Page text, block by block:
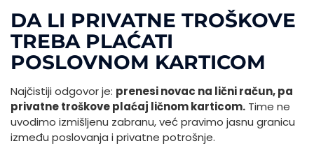
DA LI PRIVATNE TROŠKOVE
TREBA PLAĆATI
POSLOVNOM KARTICOM
Najčistiji odgovor je: prenesi novac na lični račun, pa
privatne troškove plaćaj ličnom karticom. Time ne
uvodimo izmišljenu zabranu, već pravimo jasnu granicu
između poslovanja i privatne potrošnje.